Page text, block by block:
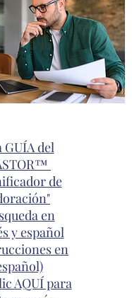
GUÍA del
de
en
y español
en
AQUÍ para